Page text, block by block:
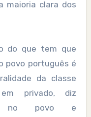
maioria clara dos
do que tem que
povo português é
da classe
em privado, diz
no povo e